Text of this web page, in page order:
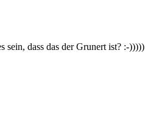
sein, dass das der Grunert ist? :-)))))